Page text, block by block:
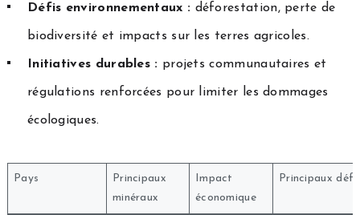
Défis environnementaux : déforestation, perte de
biodiversité et impacts sur les terres agricoles.
Initiatives durables : projets communautaires et
régulations renforcées pour limiter les dommages
écologiques.
Pays
Principaux
minéraux
Impact
économique
Principaux